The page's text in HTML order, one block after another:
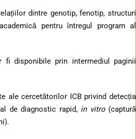
dintre genotip, fenotip, structuri
pentru întregul program al
disponibile prin intermediul paginii
ale cercetătorilor ICB privind detecția
de diagnostic rapid, in vitro(captură